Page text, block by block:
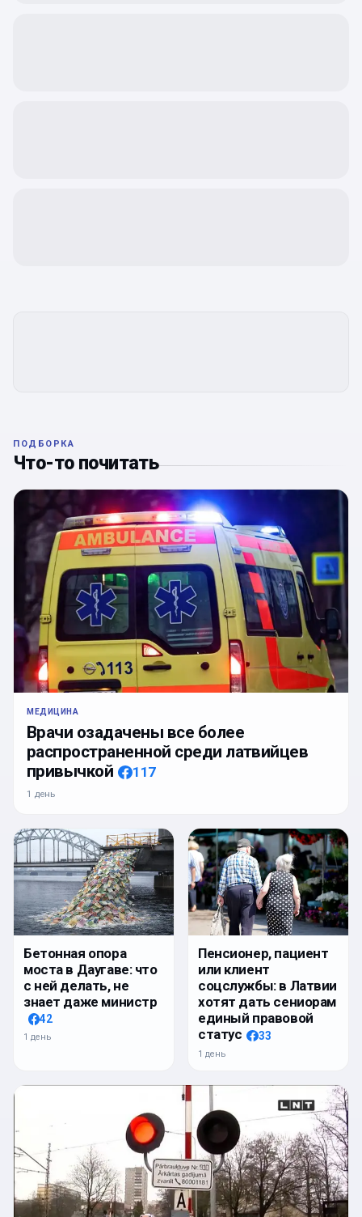
ПОДБОРКА
Что-то почитать
МЕДИЦИНА
Врачи озадачены все более
распространенной среди латвийцев
привычкой
117
1 день
Бетонная опора
моста в Даугаве: что
с ней делать, не
знает даже министр
42
1 день
Пенсионер, пациент
или клиент
соцслужбы: в Латвии
хотят дать сениорам
единый правовой
статус
33
1 день